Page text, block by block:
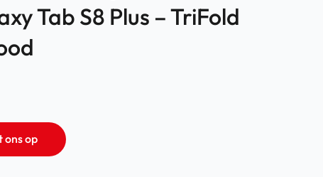
Tab S8 Plus – TriFold
ons op